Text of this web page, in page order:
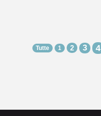
Tutte 1 2 3 4